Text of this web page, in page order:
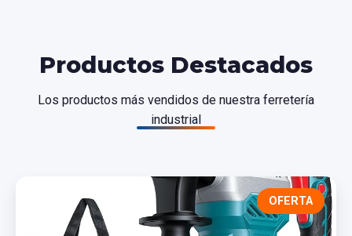
Productos Destacados
Los productos más vendidos de nuestra ferretería
industrial
OFERTA